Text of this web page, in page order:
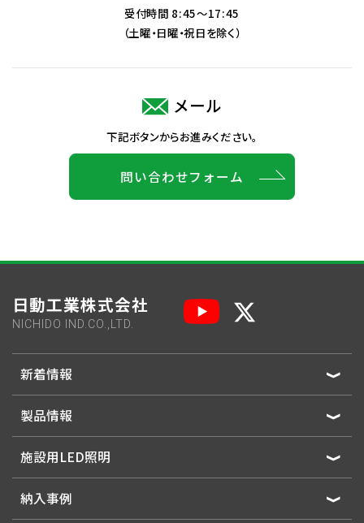
受付時間 8:45～17:45
（土曜・日曜・祝日を除く）
メール
下記ボタンからお進みください。
問い合わせフォーム
日動工業株式会社
NICHIDO IND.CO.,LTD.
新着情報
製品情報
施設用LED照明
納入事例